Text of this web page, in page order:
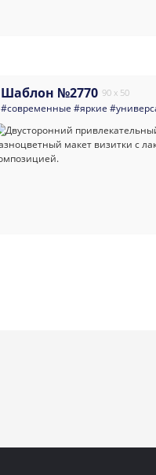
Шаблон №2770 90 x 50
#современные #яркие